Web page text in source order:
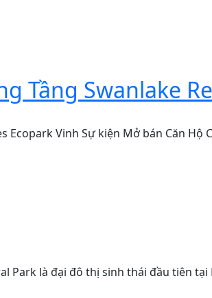
Tầng Swanlake
Ecopark Vinh Sự kiện Mở bán Căn
Park là đại đô thị sinh thái đầu tiên